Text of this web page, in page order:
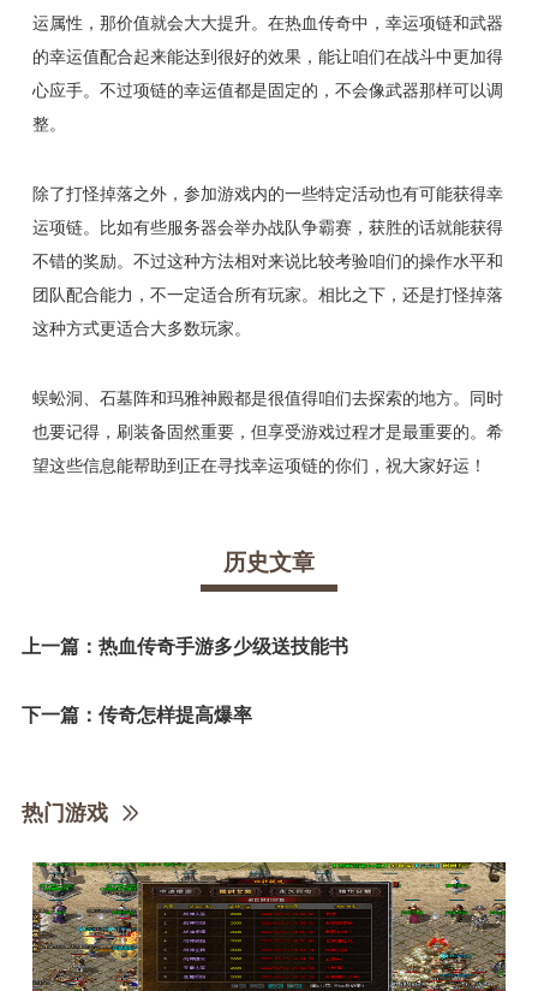
运属性，那价值就会大大提升。在热血传奇中，幸运项链和武器
的幸运值配合起来能达到很好的效果，能让咱们在战斗中更加得
心应手。不过项链的幸运值都是固定的，不会像武器那样可以调
整。
除了打怪掉落之外，参加游戏内的一些特定活动也有可能获得幸
运项链。比如有些服务器会举办战队争霸赛，获胜的话就能获得
不错的奖励。不过这种方法相对来说比较考验咱们的操作水平和
团队配合能力，不一定适合所有玩家。相比之下，还是打怪掉落
这种方式更适合大多数玩家。
蜈蚣洞、石墓阵和玛雅神殿都是很值得咱们去探索的地方。同时
也要记得，刷装备固然重要，但享受游戏过程才是最重要的。希
望这些信息能帮助到正在寻找幸运项链的你们，祝大家好运！
历史文章
上一篇： 热血传奇手游多少级送技能书
下一篇： 传奇怎样提高爆率
热门游戏